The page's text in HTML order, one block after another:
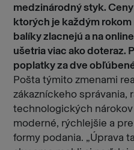
medzinárodný styk.
ktorých je každým rokom
balíky zlacnejú a na
ušetria viac ako doteraz.
poplatky za dve
Pošta týmito zmenami
zákazníckeho správania,
technologických
moderné, rýchlejšie a
formy podania. „Úprava